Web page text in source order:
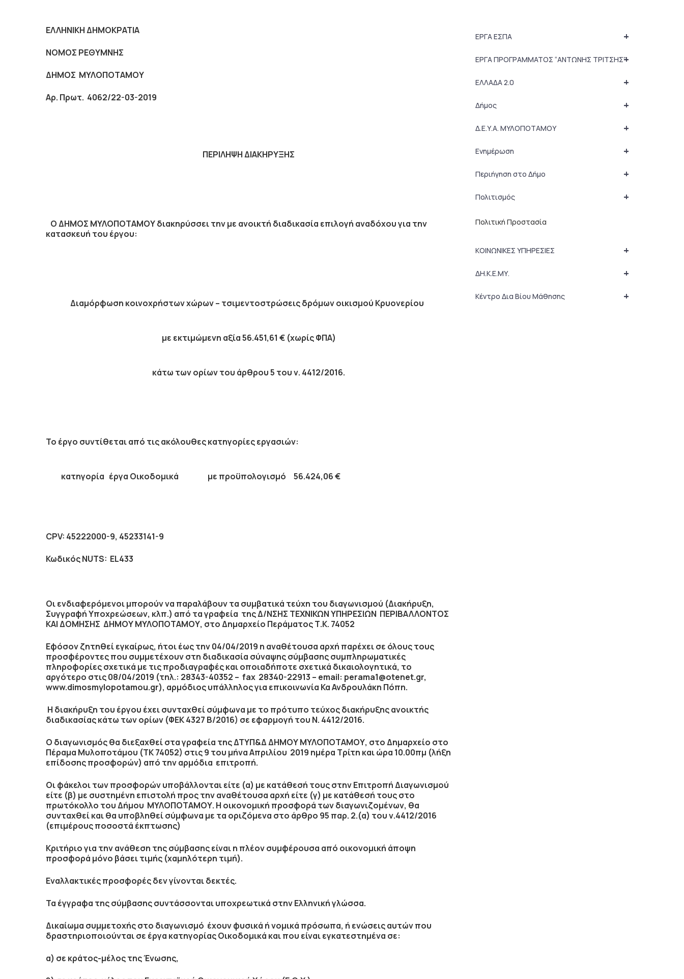
ΕΛΛΗΝΙΚΗ ΔΗΜΟΚΡΑΤΙΑ
ΝΟΜΟΣ ΡΕΘΥΜΝΗΣ
ΔΗΜΟΣ ΜΥΛΟΠΟΤΑΜΟΥ
Αρ. Πρωτ. 4062/22-03-2019
ΠΕΡΙΛΗΨΗ ΔΙΑΚΗΡΥΞΗΣ
Ο ΔΗΜΟΣ ΜΥΛΟΠΟΤΑΜΟΥ διακηρύσσει την με ανοικτή διαδικασία επιλογή αναδόχου για την
κατασκευή του έργου:
Διαμόρφωση κοινοχρήστων χώρων – τσιμεντοστρώσεις δρόμων οικισμού Κρυονερίου
με εκτιμώμενη αξία56.451,61 €(χωρίς ΦΠΑ)
κάτω των ορίων του άρθρου 5 του ν. 4412/2016.
Το έργο συντίθεται από τις ακόλουθες κατηγορίες εργασιών:
κατηγορία έργα Οικοδομικά με προϋπολογισμό 56.424,06 €
CPV: 45222000-9, 45233141-9
ΚωδικόςNUTS: EL433
Οι ενδιαφερόμενοι μπορούν να παραλάβουν τα συμβατικά τεύχη του διαγωνισμού (Διακήρυξη,
Συγγραφή Υποχρεώσεων, κλπ.) από τα γραφεία της Δ/ΝΣΗΣ ΤΕΧΝΙΚΩΝ ΥΠΗΡΕΣΙΩΝ ΠΕΡΙΒΑΛΛΟΝΤΟΣ
ΚΑΙ ΔΟΜΗΣΗΣ ΔΗΜΟΥ ΜΥΛΟΠΟΤΑΜΟΥ, στο Δημαρχείο Περάματος Τ.Κ. 74052
Εφόσον ζητηθεί εγκαίρως, ήτοι έως την04/04/2019 η αναθέτουσα αρχή παρέχει σε όλους τους
προσφέροντες που συμμετέχουν στη διαδικασία σύναψης σύμβασης συμπληρωματικές
πληροφορίες σχετικά με τις προδιαγραφές και οποιαδήποτε σχετικά δικαιολογητικά, το
αργότερο στις08/04/2019 (τηλ.: 28343-40352 – fax 28340-22913 – email: perama1@otenet.gr,
www.dimosmylopotamou.gr), αρμόδιος υπάλληλος για επικοινωνία Κα Ανδρουλάκη Πόπη.
Η διακήρυξη του έργου έχει συνταχθεί σύμφωνα με το πρότυπο τεύχος διακήρυξης ανοικτής
διαδικασίας κάτω των ορίων (ΦΕΚ 4327 Β/2016) σε εφαρμογή του Ν. 4412/2016.
Ο διαγωνισμός θα διεξαχθεί στα γραφεία της ΔΤΥΠ&Δ ΔΗΜΟΥ ΜΥΛΟΠΟΤΑΜΟΥ, στο Δημαρχείο στο
Πέραμα Μυλοποτάμου (ΤΚ 74052) στις 9 του μήνα Απριλίου 2019 ημέρα Τρίτη και ώρα 10.00πμ (λήξη
επίδοσης προσφορών) από την αρμόδια επιτροπή.
Οι φάκελοι των προσφορών υποβάλλονται είτε (α) με κατάθεσή τους στην Επιτροπή Διαγωνισμού
είτε (β) με συστημένη επιστολή προς την αναθέτουσα αρχή είτε (γ) με κατάθεσή τους στο
πρωτόκολλο του Δήμου ΜΥΛΟΠΟΤΑΜΟΥ. Η οικονομική προσφορά των διαγωνιζομένων, θα
συνταχθεί και θα υποβληθεί σύμφωνα με τα οριζόμενα στο άρθρο 95 παρ. 2.(α) του ν.4412/2016
(επιμέρους ποσοστά έκπτωσης)
Κριτήριο για την ανάθεση της σύμβασης είναι η πλέον συμφέρουσα από οικονομική άποψη
προσφορά μόνο βάσει τιμής (χαμηλότερη τιμή).
Εναλλακτικές προσφορές δεν γίνονται δεκτές.
Τα έγγραφα της σύμβασης συντάσσονται υποχρεωτικά στην Ελληνική γλώσσα.
Δικαίωμα συμμετοχής στο διαγωνισμό έχουν φυσικά ή νομικά πρόσωπα, ή ενώσεις αυτών που
δραστηριοποιούνται σε έργα κατηγορίαςΟικοδομικά και που είναι εγκατεστημένα σε:
α) σε κράτος-μέλος της Ένωσης,
+
ΕΡΓΑ ΕΣΠΑ
+
ΕΡΓΑ ΠΡΟΓΡΑΜΜΑΤΟΣ “ΑΝΤΩΝΗΣ ΤΡΙΤΣΗΣ”
+
ΕΛΛΑΔΑ 2.0
+
Δήμος
+
Δ.Ε.Υ.Α. ΜΥΛΟΠΟΤΑΜΟΥ
+
Ενημέρωση
+
Περιήγηση στο Δήμο
+
Πολιτισμός
Πολιτική Προστασία
+
ΚΟΙΝΩΝΙΚΕΣ ΥΠΗΡΕΣΙΕΣ
+
ΔΗ.Κ.Ε.ΜΥ.
+
Κέντρο Δια Βίου Μάθησης